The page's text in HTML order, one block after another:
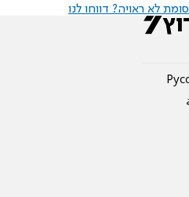
לא ראויה? דווחו לנו